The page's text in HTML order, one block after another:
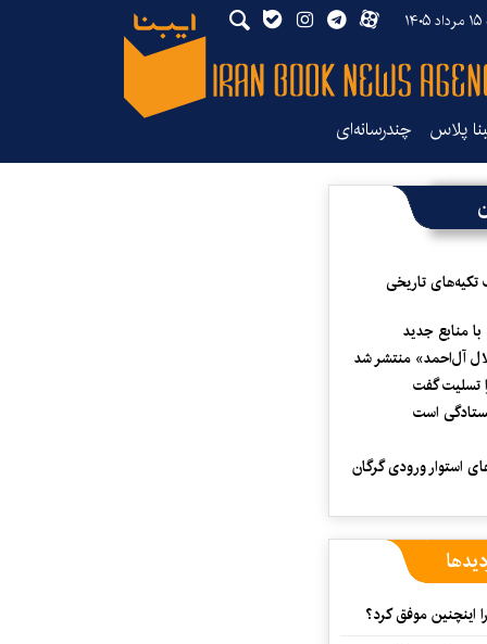
پلاس چندرسانه‌ای
تکیه‌های تاریخی
منابع جدید
آل‌احمد» منتشر شد
تسلیت گفت
است
استوار ورودی گرگان
اینچنین موفق کرد؟